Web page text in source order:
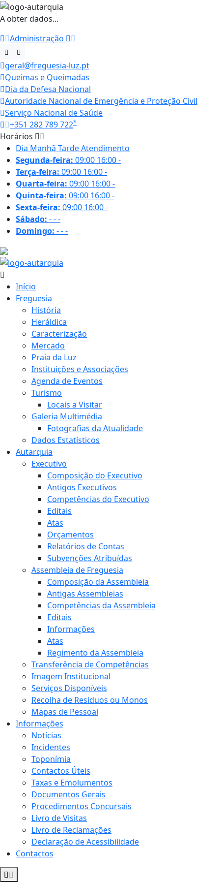
A obter dados...
Administração
geral@freguesia-luz.pt
Queimas e Queimadas
Dia da Defesa Nacional
Autoridade Nacional de Emergência e Proteção Civil
Serviço Nacional de Saúde
+351 282 789 722*
Horários
Dia Manhã TardeAtendimento
Segunda-feira: 09:00 16:00-
Terça-feira: 09:00 16:00-
Quarta-feira: 09:00 16:00-
Quinta-feira: 09:00 16:00-
Sexta-feira: 09:00 16:00-
Sábado: ---
Domingo: ---
Início
Freguesia
História
Heráldica
Caracterização
Mercado
Praia da Luz
Instituições e Associações
Agenda de Eventos
Turismo
Locais a Visitar
Galeria Multimédia
Fotografias da Atualidade
Dados Estatísticos
Autarquia
Executivo
Composição do Executivo
Antigos Executivos
Competências do Executivo
Editais
Atas
Orçamentos
Relatórios de Contas
Subvenções Atribuídas
Assembleia de Freguesia
Composição da Assembleia
Antigas Assembleias
Competências da Assembleia
Editais
Informações
Atas
Regimento da Assembleia
Transferência de Competências
Imagem Institucional
Serviços Disponíveis
Recolha de Residuos ou Monos
Mapas de Pessoal
Informações
Notícias
Incidentes
Toponímia
Contactos Úteis
Taxas e Emolumentos
Documentos Gerais
Procedimentos Concursais
Livro de Visitas
Livro de Reclamações
Declaração de Acessibilidade
Contactos